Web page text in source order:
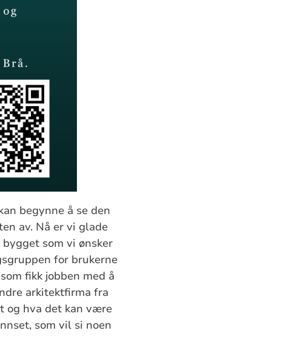
begynne å se den
av. Nå er vi glade
som vi ønsker
for brukerne
fikk jobben med å
arkitektfirma fra
og hva det kan være
som vil si noen